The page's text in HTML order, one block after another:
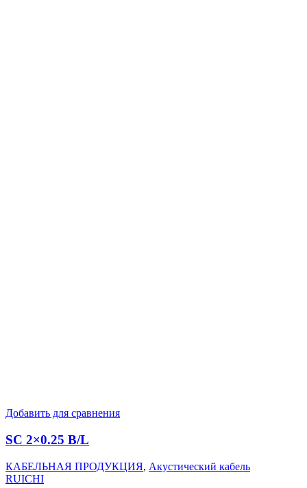
Добавить для сравнения
SC 2×0.25 B/L
КАБЕЛЬНАЯ ПРОДУКЦИЯ, Акустический кабель
RUICHI